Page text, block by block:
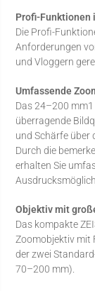
Profi-Funktionen
Die Profi-
Anforderungen
und Vloggern
Umfassende
Das 24–200
überragende
und Schärfe über
Durch die
erhalten Sie
Objektiv mit
Das kompakte
Zoomobjektiv mit
der zwei
70–200 mm).